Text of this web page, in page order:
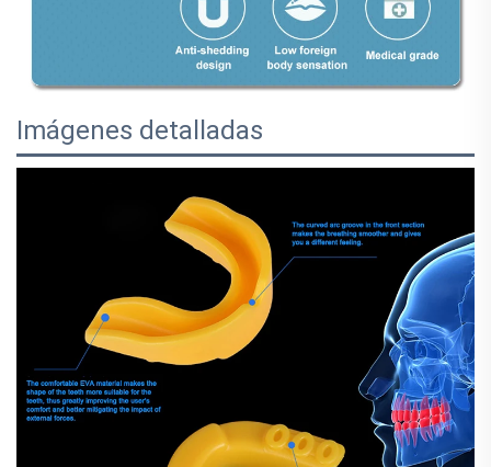
Imágenes detalladas